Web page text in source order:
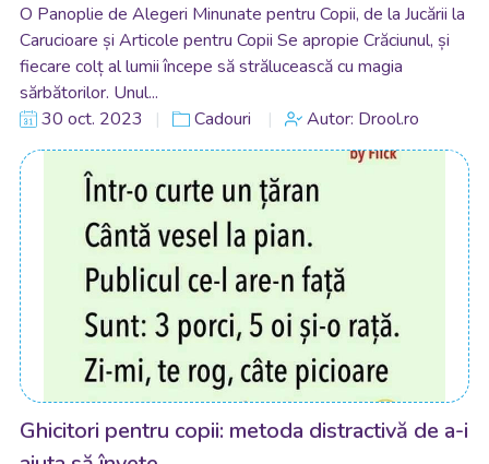
O Panoplie de Alegeri Minunate pentru Copii, de la Jucării la
Carucioare și Articole pentru Copii Se apropie Crăciunul, și
fiecare colț al lumii începe să strălucească cu magia
sărbătorilor. Unul...
30 oct. 2023
Cadouri Autor: Drool.ro
Ghicitori pentru copii: metoda distractivă de a-i